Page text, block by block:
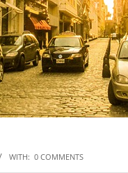
WITH: 0 COMMENTS